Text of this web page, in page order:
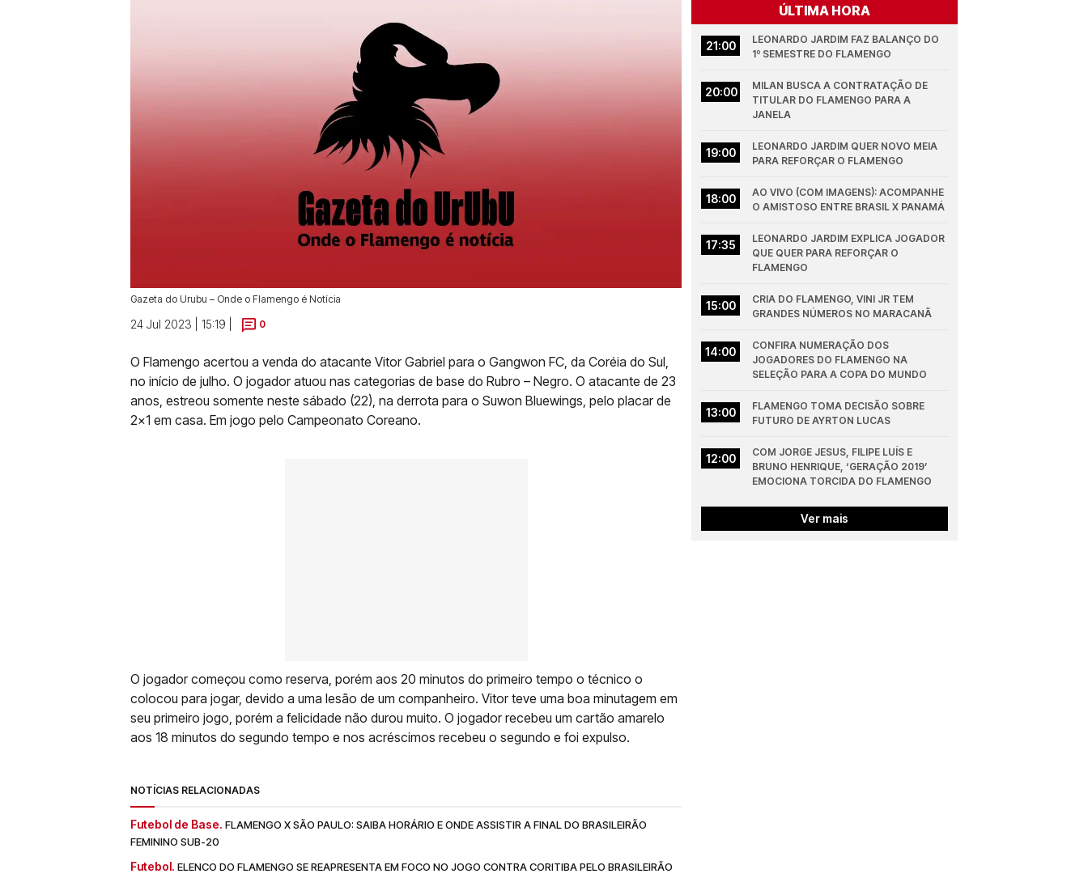
Gazeta do Urubu – Onde o Flamengo é Notícia
24 Jul 2023 | 15:19 | 0
O Flamengo acertou a venda do atacante Vitor Gabriel para o Gangwon FC, da Coréia do Sul,
no início de julho. O jogador atuou nas categorias de base do Rubro – Negro. O atacante de 23
anos, estreou somente neste sábado (22), na derrota para o Suwon Bluewings, pelo placar de
2x1 em casa. Em jogo pelo Campeonato Coreano.
O jogador começou como reserva, porém aos 20 minutos do primeiro tempo o técnico o
colocou para jogar, devido a uma lesão de um companheiro. Vitor teve uma boa minutagem em
seu primeiro jogo, porém a felicidade não durou muito. O jogador recebeu um cartão amarelo
aos 18 minutos do segundo tempo e nos acréscimos recebeu o segundo e foi expulso.
NOTÍCIAS RELACIONADAS
Futebol de Base. FLAMENGO X SÃO PAULO: SAIBA HORÁRIO E ONDE ASSISTIR A FINAL DO BRASILEIRÃO
FEMININO SUB-20
Futebol. ELENCO DO FLAMENGO SE REAPRESENTA EM FOCO NO JOGO CONTRA CORITIBA PELO BRASILEIRÃO
ÚLTIMA HORA
21:00
LEONARDO JARDIM FAZ BALANÇO DO
1º SEMESTRE DO FLAMENGO
20:00
MILAN BUSCA A CONTRATAÇÃO DE
TITULAR DO FLAMENGO PARA A
JANELA
19:00
LEONARDO JARDIM QUER NOVO MEIA
PARA REFORÇAR O FLAMENGO
18:00
AO VIVO (COM IMAGENS): ACOMPANHE
O AMISTOSO ENTRE BRASIL X PANAMÁ
17:35
LEONARDO JARDIM EXPLICA JOGADOR
QUE QUER PARA REFORÇAR O
FLAMENGO
15:00
CRIA DO FLAMENGO, VINI JR TEM
GRANDES NÚMEROS NO MARACANÃ
14:00
CONFIRA NUMERAÇÃO DOS
JOGADORES DO FLAMENGO NA
SELEÇÃO PARA A COPA DO MUNDO
13:00
FLAMENGO TOMA DECISÃO SOBRE
FUTURO DE AYRTON LUCAS
12:00
COM JORGE JESUS, FILIPE LUÍS E
BRUNO HENRIQUE, ‘GERAÇÃO 2019’
EMOCIONA TORCIDA DO FLAMENGO
Ver mais